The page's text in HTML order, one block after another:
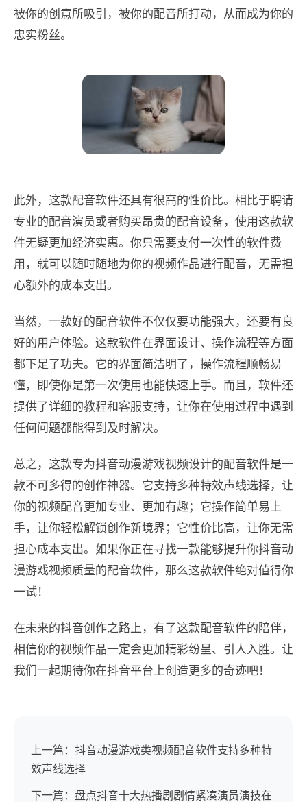
被你的创意所吸引，被你的配音所打动，从而成为你的
忠实粉丝。
此外，这款配音软件还具有很高的性价比。相比于聘请
专业的配音演员或者购买昂贵的配音设备，使用这款软
件无疑更加经济实惠。你只需要支付一次性的软件费
用，就可以随时随地为你的视频作品进行配音，无需担
心额外的成本支出。
当然，一款好的配音软件不仅仅要功能强大，还要有良
好的用户体验。这款软件在界面设计、操作流程等方面
都下足了功夫。它的界面简洁明了，操作流程顺畅易
懂，即使你是第一次使用也能快速上手。而且，软件还
提供了详细的教程和客服支持，让你在使用过程中遇到
任何问题都能得到及时解决。
总之，这款专为抖音动漫游戏视频设计的配音软件是一
款不可多得的创作神器。它支持多种特效声线选择，让
你的视频配音更加专业、更加有趣；它操作简单易上
手，让你轻松解锁创作新境界；它性价比高，让你无需
担心成本支出。如果你正在寻找一款能够提升你抖音动
漫游戏视频质量的配音软件，那么这款软件绝对值得你
一试！
在未来的抖音创作之路上，有了这款配音软件的陪伴，
相信你的视频作品一定会更加精彩纷呈、引人入胜。让
我们一起期待你在抖音平台上创造更多的奇迹吧！
上一篇：抖音动漫游戏类视频配音软件支持多种特
效声线选择
下一篇：盘点抖音十大热播剧剧情紧凑演员演技在